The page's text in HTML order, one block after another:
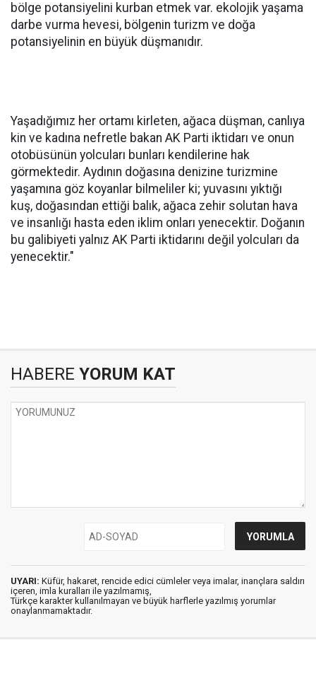
bölge potansiyelini kurban etmek var. ekolojik yaşama
darbe vurma hevesi, bölgenin turizm ve doğa
potansiyelinin en büyük düşmanıdır.
Yaşadığımız her ortamı kirleten, ağaca düşman, canlıya
kin ve kadına nefretle bakan AK Parti iktidarı ve onun
otobüsünün yolcuları bunları kendilerine hak
görmektedir. Aydının doğasına denizine turizmine
yaşamına göz koyanlar bilmeliler ki; yuvasını yıktığı
kuş, doğasından ettiği balık, ağaca zehir solutan hava
ve insanlığı hasta eden iklim onları yenecektir. Doğanın
bu galibiyeti yalnız AK Parti iktidarını değil yolcuları da
yenecektir."
HABERE YORUM KAT
UYARI: Küfür, hakaret, rencide edici cümleler veya imalar, inançlara saldırı
içeren, imla kuralları ile yazılmamış,
Türkçe karakter kullanılmayan ve büyük harflerle yazılmış yorumlar
onaylanmamaktadır.